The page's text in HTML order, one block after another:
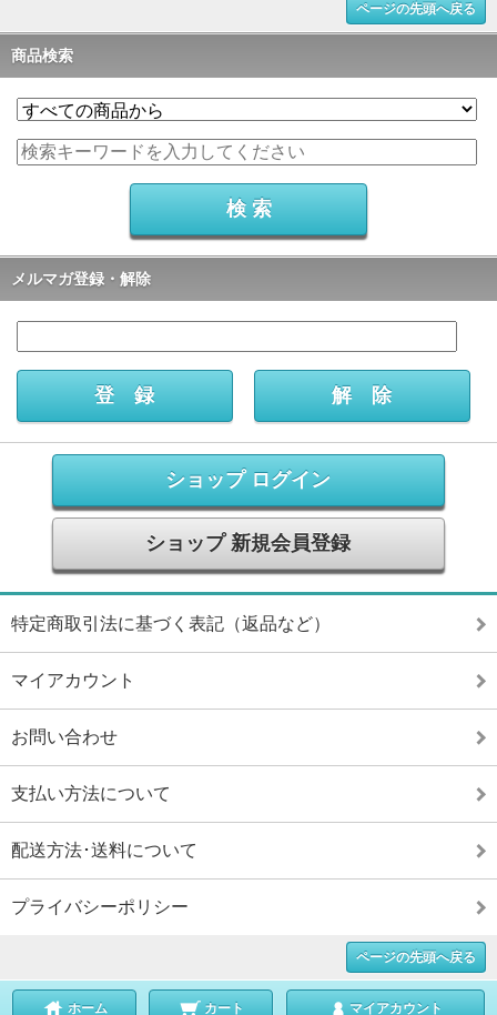
ページの先頭へ戻る
商品検索
メルマガ登録・解除
ショップ ログイン
ショップ 新規会員登録
特定商取引法に基づく表記（返品など）
マイアカウント
お問い合わせ
支払い方法について
配送方法･送料について
プライバシーポリシー
ページの先頭へ戻る
ホーム カート マイアカウント